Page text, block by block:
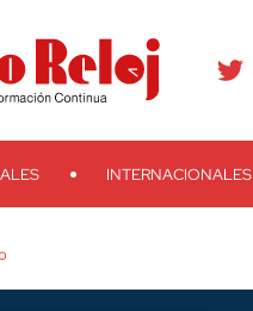
Search
INTERNACIONALES